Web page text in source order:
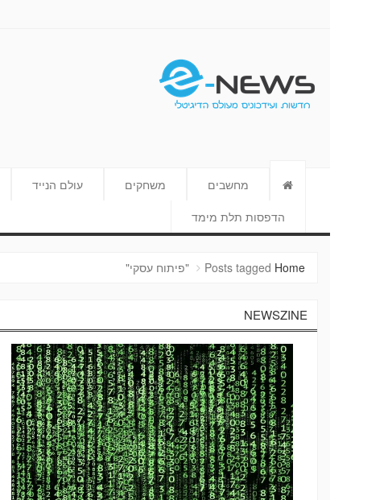
מחשבים משחקים עולם הנייד
הדפסות תלת מימד
Home Posts tagged "פיתוח עסקי"
NEWSZINE